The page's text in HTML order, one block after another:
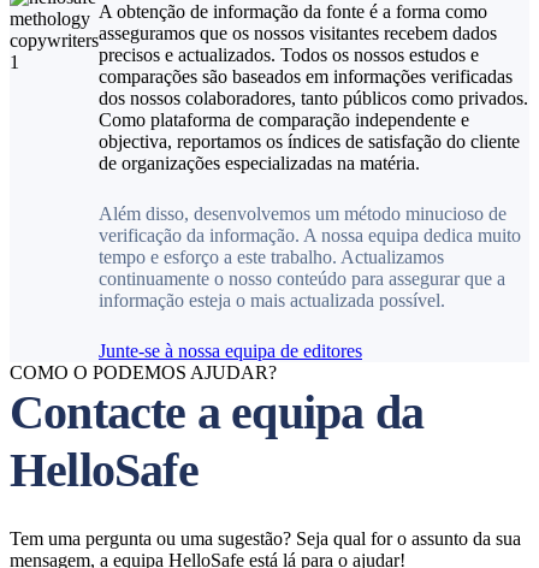
A obtenção de informação da fonte é a forma como
asseguramos que os nossos visitantes recebem dados
precisos e actualizados. Todos os nossos estudos e
comparações são baseados em informações verificadas
dos nossos colaboradores, tanto públicos como privados.
Como plataforma de comparação independente e
objectiva, reportamos os índices de satisfação do cliente
de organizações especializadas na matéria.
Além disso, desenvolvemos um método minucioso de
verificação da informação. A nossa equipa dedica muito
tempo e esforço a este trabalho. Actualizamos
continuamente o nosso conteúdo para assegurar que a
informação esteja o mais actualizada possível.
Junte-se à nossa equipa de editores
COMO O PODEMOS AJUDAR?
Contacte a equipa da
HelloSafe
Tem uma pergunta ou uma sugestão? Seja qual for o assunto da sua
mensagem, a equipa HelloSafe está lá para o ajudar!